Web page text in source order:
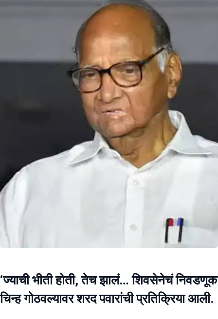
‘ज्याची भीती होती, तेच झालं… शिवसेनेचं निवडणूक
चिन्ह गोठवल्यावर शरद पवारांची प्रतिक्रिया आली.